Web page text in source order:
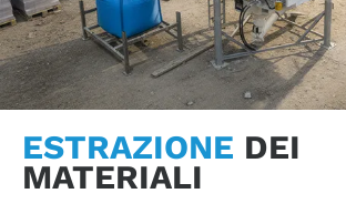
ESTRAZIONE DEI
MATERIALI